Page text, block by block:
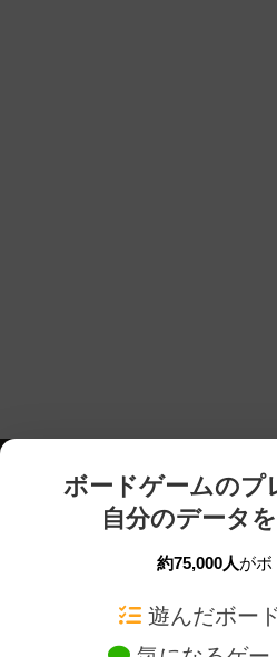
ボードゲームのプ
自分のデータ
約75,000人がボ
遊んだボー